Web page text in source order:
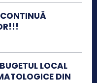
LOCAL
DIN